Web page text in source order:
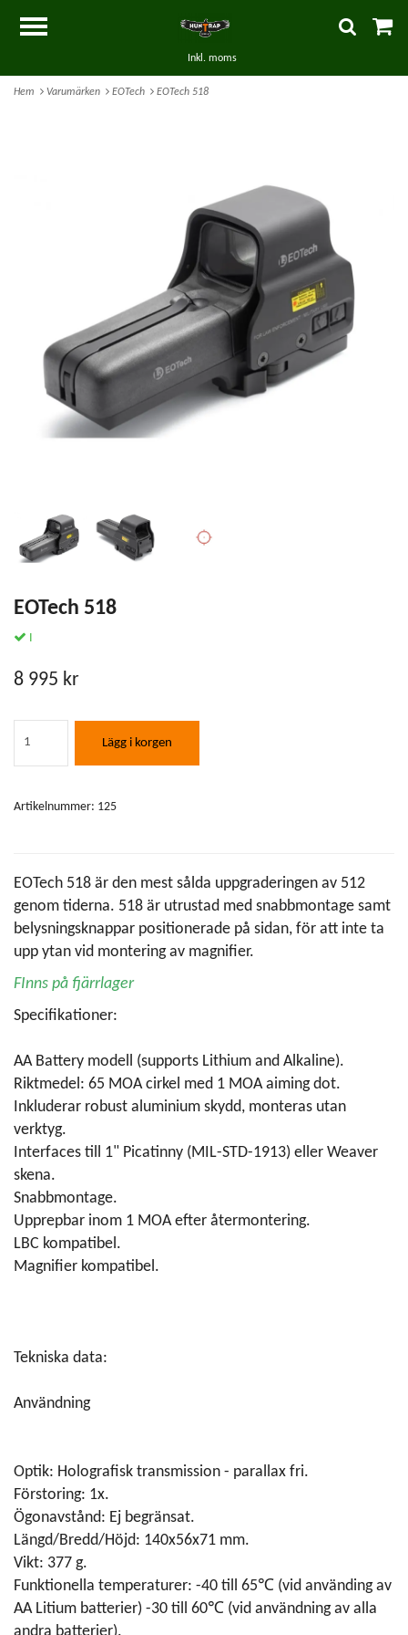
Hem Varumärken EOTech EOTech 518
EOTech 518
I
8 995 kr
Lägg i korgen
Artikelnummer: 125
EOTech 518 är den mest sålda uppgraderingen av 512
genom tiderna. 518 är utrustad med snabbmontage samt
belysningsknappar positionerade på sidan, för att inte ta
upp ytan vid montering av magnifier.
FInns på fjärrlager
Specifikationer:
AA Battery modell (supports Lithium and Alkaline).
Riktmedel: 65 MOA cirkel med 1 MOA aiming dot.
Inkluderar robust aluminium skydd, monteras utan
verktyg.
Interfaces till 1" Picatinny (MIL-STD-1913) eller Weaver
skena.
Snabbmontage.
Upprepbar inom 1 MOA efter återmontering.
LBC kompatibel.
Magnifier kompatibel.
Tekniska data:
Användning
Optik: Holografisk transmission - parallax fri.
Förstoring: 1x.
Ögonavstånd: Ej begränsat.
Längd/Bredd/Höjd: 140x56x71 mm.
Vikt: 377 g.
Funktionella temperaturer: -40 till 65℃ (vid använding av
AA Litium batterier) -30 till 60℃ (vid användning av alla
andra batterier).
Inkl. moms